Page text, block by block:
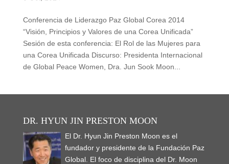
Conferencia de Liderazgo Paz Global Corea 2014
“Visión, Principios y Valores de una Corea Unificada”
Sesión de esta conferencia: El Rol de las Mujeres para
una Corea Unificada Discurso: Presidenta Internacional
de Global Peace Women, Dra. Jun Sook Moon...
DR. HYUN JIN PRESTON MOON
El Dr. Hyun Jin Preston Moon es el
fundador y presidente de la Fundación Paz
Global. El foco de disciplina del Dr. Moon